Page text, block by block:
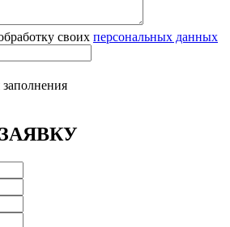
своих персональных данных
заполнения